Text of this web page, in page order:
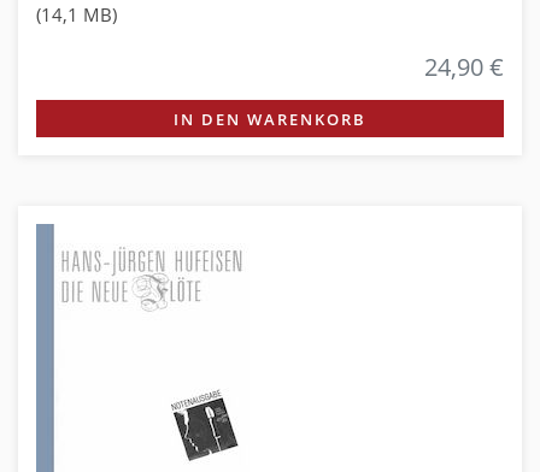
(14,1 MB)
24,90 €
IN DEN WARENKORB